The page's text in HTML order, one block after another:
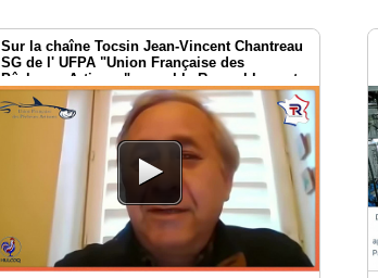
Sur la chaîne Tocsin Jean-Vincent Chantreau
SG de l' UFPA "Union Française des
Pêcheurs Artisans" rappel le Rasemblement
des Acteurs économique Locaux du 2 mai à
Paris